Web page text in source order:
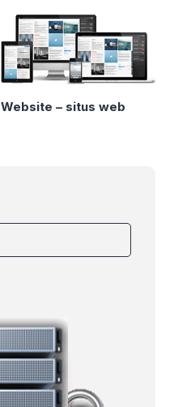
Website – situs web